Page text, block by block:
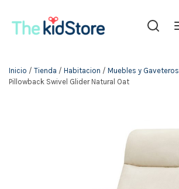
Inicio / Tienda / Habitacion / Muebles y Gaveteros
Pillowback Swivel Glider Natural Oat